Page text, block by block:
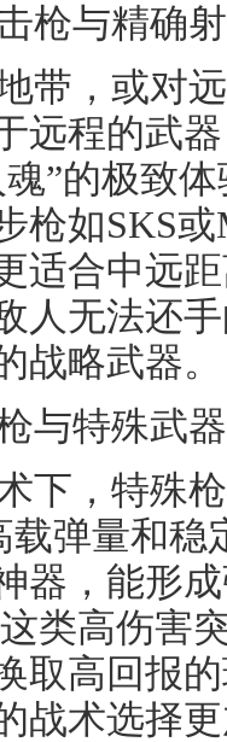
枪与精确
带，或对
远程的武
”的极致
枪如SKS
适合中远
人无法还
战略武器。
与特殊武
下，特殊
载弹量和
器，能形
类高伤害
取高回报
战术选择